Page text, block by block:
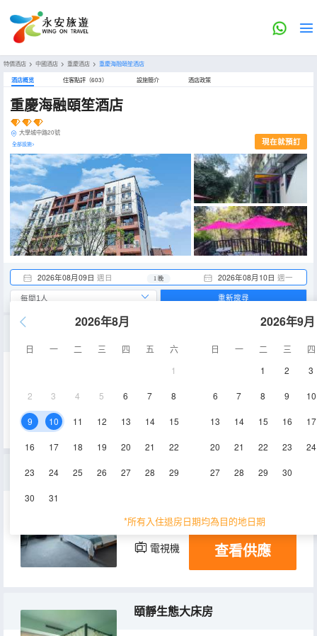
特價酒店 > 中國酒店 > 重慶酒店 > 重慶海融頤笙酒店
酒店概览 住客點評（603） 設施簡介 酒店政策
重慶海融頤笙酒店
大學城中路20號
全部設施> 現在就預訂
2026年08月09日 週日 2026年08月10日 週一
1 晚
2026年8月
日 一 二 三 四 五
六
1
2 3 4 5 6 7 8
9 10 11 12 13 14 15
16 17 18 19 20 21 22
23 24 25 26 27 28 29
30 31
2026年9月
日 一 二 三
四
1
2 3
6 7 8 9 10
13 14 15 16 17
20 21 22 23 24
27 28 29 30
*所有入住退房日期均為目的地日期
重新搜尋
空調
頤養陽光大床房
40㎡ 3-8層 空調
電視機 查看供應
頤靜生態大床房